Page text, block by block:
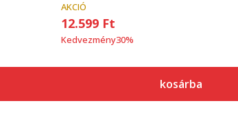
AKCIÓ
12.599 Ft
Kedvezmény30%
kosárba